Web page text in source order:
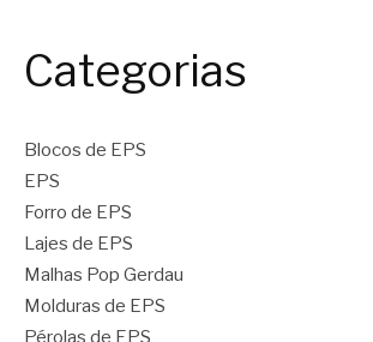
Categorias
Blocos de EPS
EPS
Forro de EPS
Lajes de EPS
Malhas Pop Gerdau
Molduras de EPS
Pérolas de EPS